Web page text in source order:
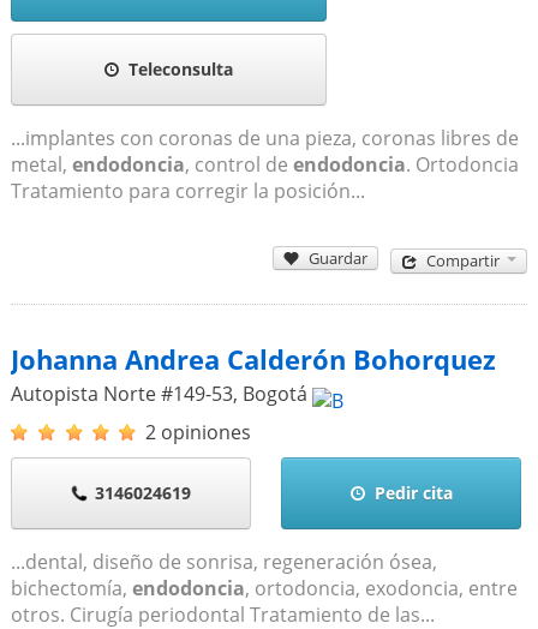
Teleconsulta
...implantes con coronas de una pieza, coronas libres de
metal, endodoncia, control de endodoncia. Ortodoncia
Tratamiento para corregir la posición...
Guardar Compartir
Johanna Andrea Calderón Bohorquez
Autopista Norte #149-53, Bogotá
2 opiniones
3146024619 Pedir cita
...dental, diseño de sonrisa, regeneración ósea,
bichectomía, endodoncia, ortodoncia, exodoncia, entre
otros. Cirugía periodontal Tratamiento de las...